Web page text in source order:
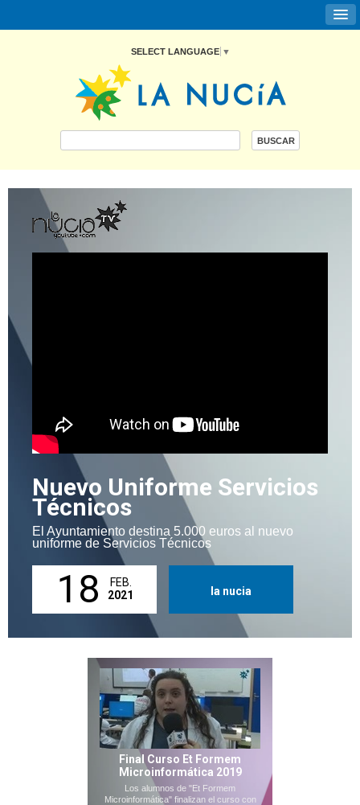
SELECT LANGUAGE ▼
Nuevo Uniforme Servicios
Técnicos
El Ayuntamiento destina 5.000 euros al nuevo
uniforme de Servicios Técnicos
18
FEB.
2021
la nucia
Final Curso Et Formem
Microinformática 2019
Los alumnos de "Et Formem
Microinformática" finalizan el curso con